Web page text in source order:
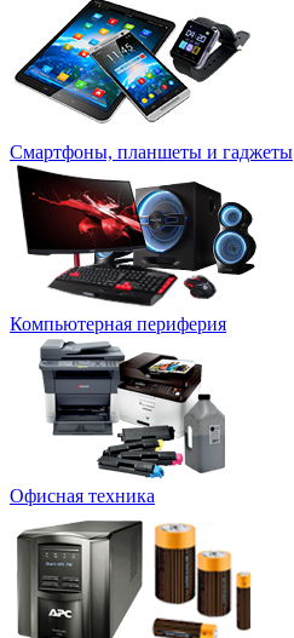
Смартфоны, планшеты и гаджеты
Компьютерная периферия
Офисная техника